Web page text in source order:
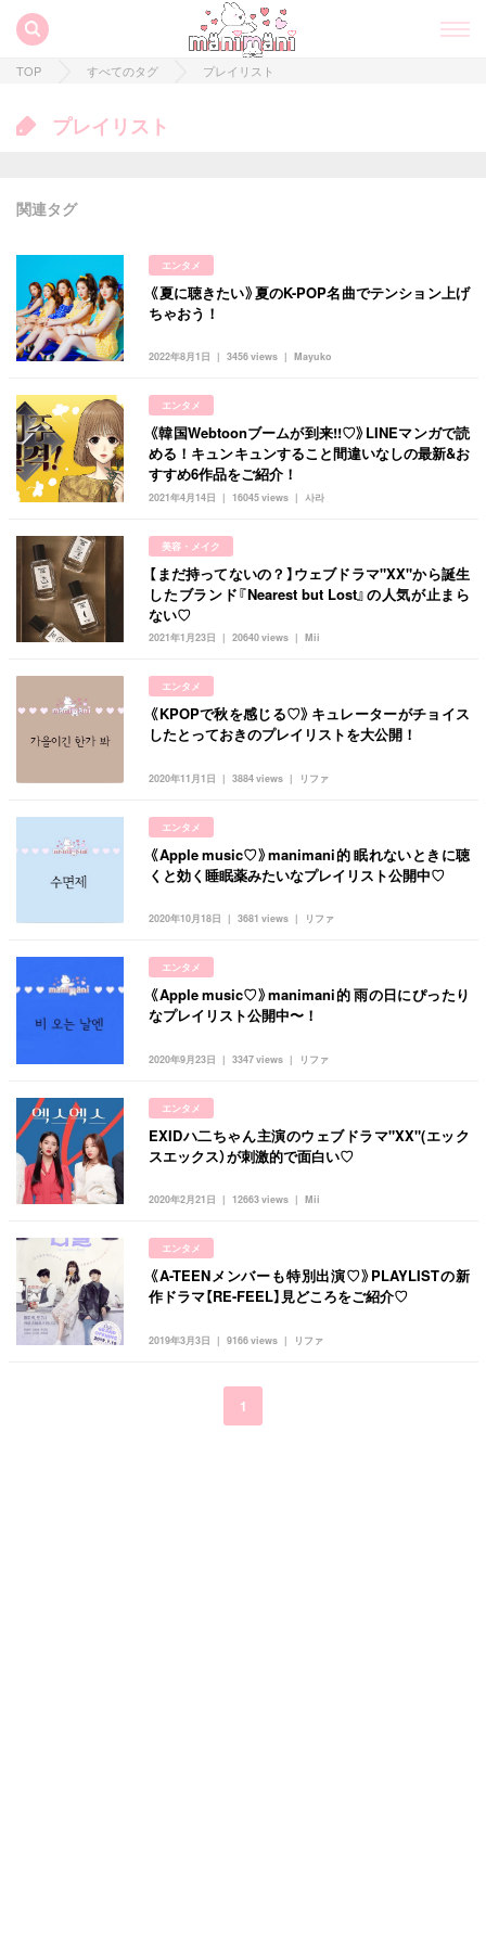
manimani について
カテゴリー一覧
タグ一覧
キュレーター一覧
運営会社
利用規約
プライバシーポリシー
韓国 オルチャン 韓国コスメ
メイク k-pop
kpop トレンド 韓国メイク
オルチャンメイク
TOP すべてのタグ プレイリスト
プレイリスト
関連タグ
エンタメ
2022年8月1日 Mayuko
3456 views
《夏に聴きたい》夏のK-POP名曲でテンション上げ
ちゃおう！
エンタメ
2021年4月14日 사라
16045 views
《韓国Webtoonブームが到来!!♡》LINEマンガで読
める！キュンキュンすること間違いなしの最新&お
すすめ6作品をご紹介！
美容・メイク
2021年1月23日 Mii
20640 views
【まだ持ってないの？】ウェブドラマ"XX"から誕生
したブランド『Nearest but Lost』の人気が止まら
ない♡
エンタメ
2020年11月1日 リファ
3884 views
《KPOPで秋を感じる♡》キュレーターがチョイス
したとっておきのプレイリストを大公開！
エンタメ
2020年10月18日 リファ
3681 views
《Apple music♡》manimani的 眠れないときに聴
くと効く睡眠薬みたいなプレイリスト公開中♡
エンタメ
2020年9月23日 リファ
3347 views
《Apple music♡》manimani的 雨の日にぴったり
なプレイリスト公開中〜！
エンタメ
2020年2月21日 Mii
12663 views
EXIDハ二ちゃん主演のウェブドラマ"XX"(エック
スエックス）が刺激的で面白い♡
エンタメ
2019年3月3日 リファ
9166 views
《A-TEENメンバーも特別出演♡》PLAYLISTの新
作ドラマ【RE-FEEL】見どころをご紹介♡
1